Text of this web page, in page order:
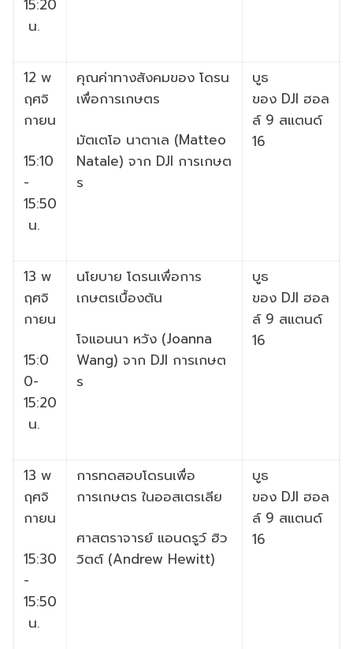
15:20
น.
12 พ
ฤศจิ
กายน
15:10
-
15:50
น.
คุณค่าทางสังคมของ โดรน
เพื่อการเกษตร
มัตเตโอ นาตาเล (Matteo
Natale) จาก DJI การเกษต
ร
บูธ
ของ DJI ฮอล
ล์ 9 สแตนด์
16
13 พ
ฤศจิ
กายน
15:0
0-
15:20
น.
นโยบาย โดรนเพื่อการ
เกษตรเบื้องต้น
โจแอนนา หวัง (Joanna
Wang) จาก DJI การเกษต
ร
บูธ
ของ DJI ฮอล
ล์ 9 สแตนด์
16
13 พ
ฤศจิ
กายน
15:30
-
15:50
น.
การทดสอบโดรนเพื่อ
การเกษตร ในออสเตรเลีย
ศาสตราจารย์ แอนดรูว์ ฮิว
วิตต์ (Andrew Hewitt)
บูธ
ของ DJI ฮอล
ล์ 9 สแตนด์
16